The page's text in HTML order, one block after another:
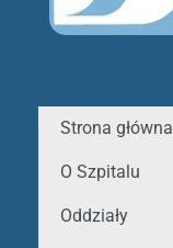
Strona główna
O Szpitalu
Oddziały